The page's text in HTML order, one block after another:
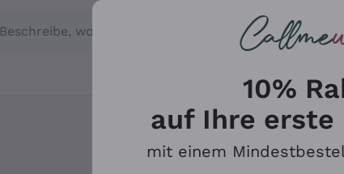
Beschreibe, wonach du suchst
10%
auf Ihre erste
mit einem